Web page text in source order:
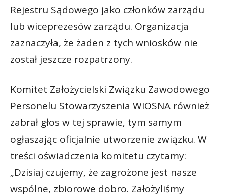
Rejestru Sądowego jako członków zarządu
lub wiceprezesów zarządu. Organizacja
zaznaczyła, że żaden z tych wniosków nie
został jeszcze rozpatrzony.
Komitet Założycielski Związku Zawodowego
Personelu Stowarzyszenia WIOSNA również
zabrał głos w tej sprawie, tym samym
ogłaszając oficjalnie utworzenie związku. W
treści oświadczenia komitetu czytamy:
„Dzisiaj czujemy, że zagrożone jest nasze
wspólne, zbiorowe dobro. Założyliśmy